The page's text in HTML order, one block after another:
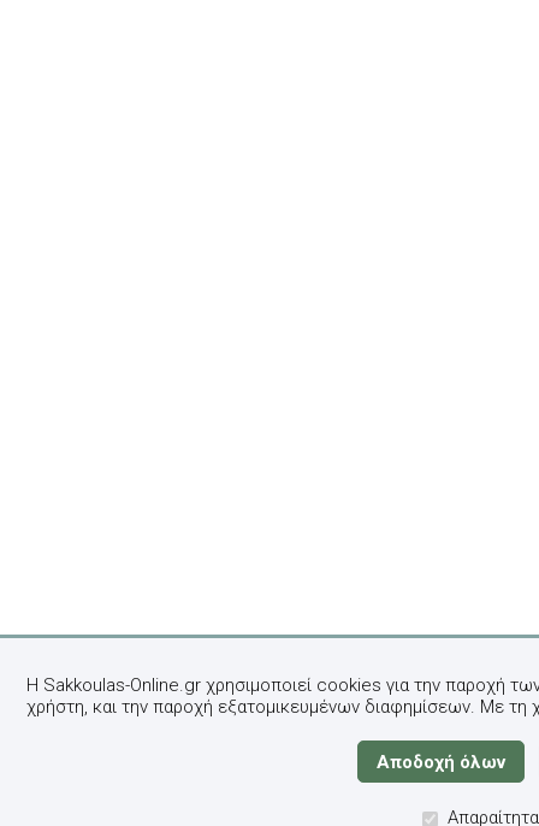
Η Sakkoulas-Online.gr χρησιμοποιεί cookies για την παροχή
χρήστη, και την παροχή εξατομικευμένων διαφημίσεων. Με